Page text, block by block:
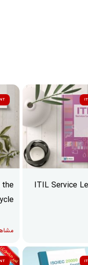
ITIL Service
the